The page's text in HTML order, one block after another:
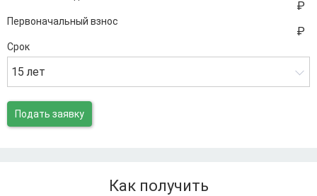
Первоначальный взнос
Срок
15 лет
Подать заявку
Как получить